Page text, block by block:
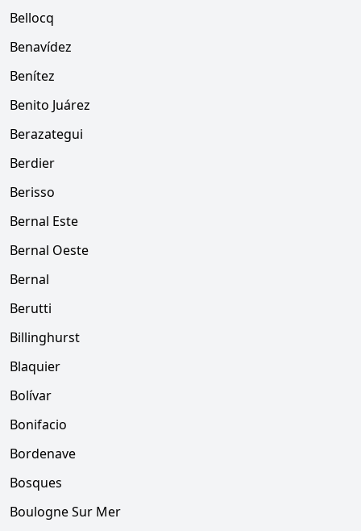
Bellocq
Benavídez
Benítez
Benito Juárez
Berazategui
Berdier
Berisso
Bernal Este
Bernal Oeste
Bernal
Berutti
Billinghurst
Blaquier
Bolívar
Bonifacio
Bordenave
Bosques
Boulogne Sur Mer